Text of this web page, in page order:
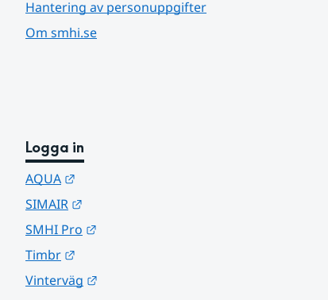
Hantering av personuppgifter
Om smhi.se
Logga in
AQUA
SIMAIR
SMHI Pro
Timbr
Vinterväg